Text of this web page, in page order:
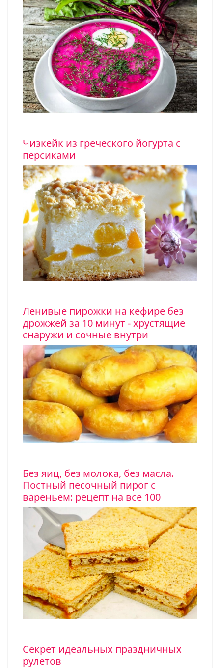
Чизкейк из греческого йогурта с
персиками
Ленивые пирожки на кефире без
дрожжей за 10 минут - хрустящие
снаружи и сочные внутри
Без яиц, без молока, без масла.
Постный песочный пирог с
вареньем: рецепт на все 100
Секрет идеальных праздничных
рулетов